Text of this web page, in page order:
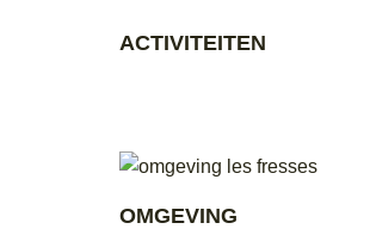
ACTIVITEITEN
OMGEVING